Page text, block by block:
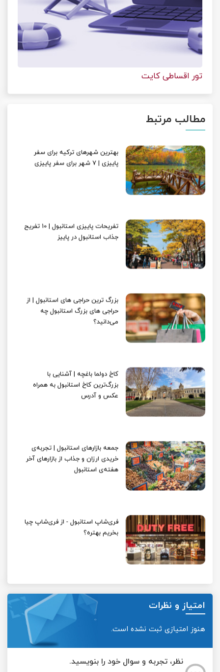
تور اقساطی کایت
مطالب مرتبط
بهترین شهرهای ترکیه برای سفر
پاییزی | 7 شهر برای سفر پاییزی
تفریحات پاییزی استانبول | 10 تفریح
جذاب استانبول در پاییز
بزرگ ترین حراجی های استانبول | از
حراجی های بزرگ استانبول چه
می‌دانید؟
کاخ دولما باغچه‌ | آشنایی با
بزرگ‌ترین کاخ استانبول به همراه
عکس و آدرس
جمعه بازارهای استانبول | تجربه‌ی
خریدی ارزان و جذاب از بازارهای آخر
هفته‌ی استانبول
فری‌شاپ استانبول - از فری‌شاپ چیا
بخریم بهتره؟
امتیاز و نظرات
هنوز امتیازی ثبت نشده است.
نظر، تجربه و سوال خود را بنویسید.